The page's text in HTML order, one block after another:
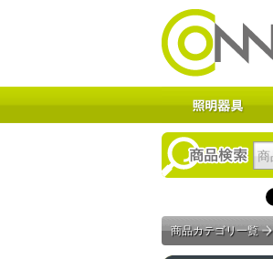
商品カテゴリ一覧